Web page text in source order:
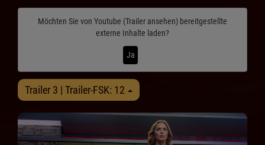
Möchten Sie von Youtube (Trailer ansehen) bereitgestellte
externe Inhalte laden?
Ja
Trailer 3 | Trailer-FSK: 12